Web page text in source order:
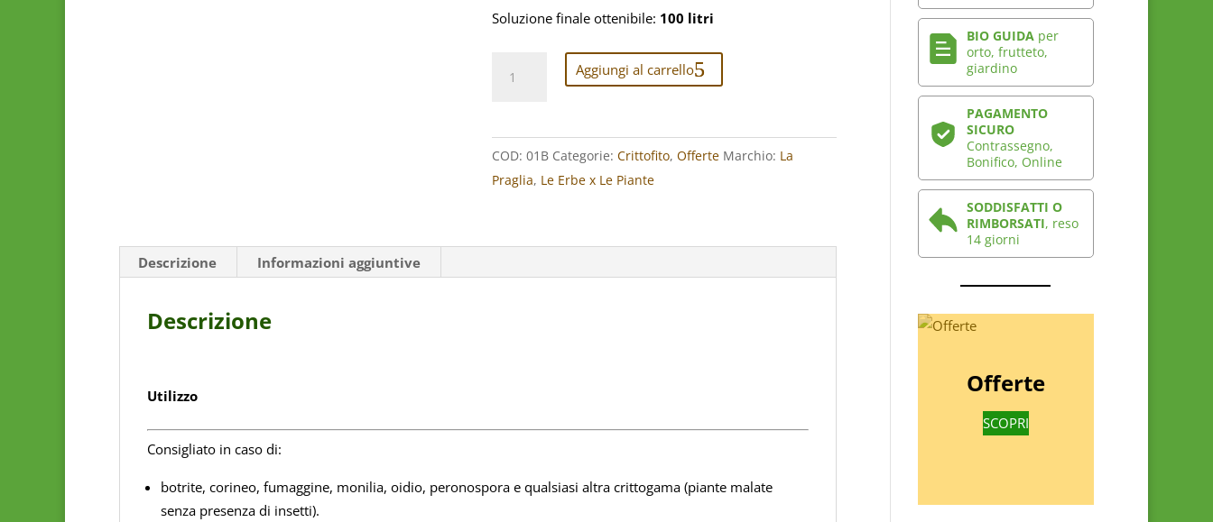
Soluzione finale ottenibile: 100 litri
100
litri
(Lotta
quantità
Aggiungi al carrello
COD:01B Categorie:Crittofito,Offerte Marchio: La
Praglia, Le Erbe x Le Piante
Descrizione Informazioni aggiuntive
Descrizione
Utilizzo
Consigliato in caso di:
botrite, corineo, fumaggine, monilia, oidio, peronospora e qualsiasi altra crittogama (piante malate
senza presenza di insetti).
BIO GUIDAper
orto, frutteto,
giardino
PAGAMENTO
SICURO
Contrassegno,
Bonifico, Online
SODDISFATTI O
RIMBORSATI, reso
14 giorni
Offerte
SCOPRI